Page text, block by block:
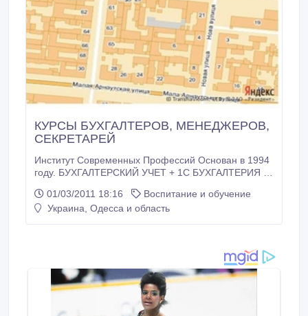
КУРСЫ БУХГАЛТЕРОВ, МЕНЕДЖЕРОВ,
СЕКРЕТАРЕЙ
Институт Современных Профессий Основан в 1994
году. БУХГАЛТЕРСКИЙ УЧЕТ + 1С БУХГАЛТЕРИЯ –
БУХГАЛТЕРОВ (по новому законодательству)– 1.5
МЕС. 1С БУХГАЛТЕРИЯ – 1 МЕС. МЕНЕДЖЕР ПО
01/03/2011 18:16
Воспитание и обучение
Украина, Одесса и область